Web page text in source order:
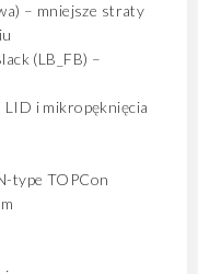
– mniejsze straty
(LB_FB) –
i mikropęknięcia
type TOPCon